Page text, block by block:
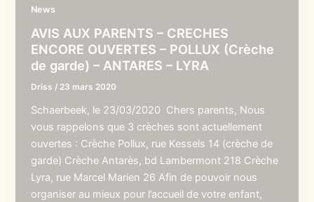
News
AVIS AUX PARENTS – CRECHES
ENCORE OUVERTES – POLLUX (Crèche
de garde) – ANTARES – LYRA
Driss / 23 mars 2020
Schaerbeek, le 23/03/2020 Chers parents, Nous
vous rappelons que 3 crèches sont actuellement
ouvertes : Crèche Pollux, rue Kessels 14 (crèche de
garde) Crèche Antarès, bd Lambermont 218 Crèche
Lyra, rue Marcel Marien 26 Afin de pouvoir nous
organiser au mieux pour l’accueil de votre enfant,